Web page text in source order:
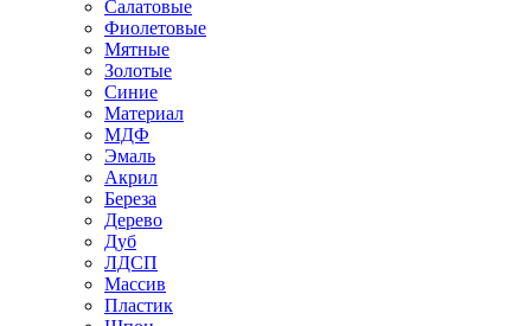
Салатовые
Фиолетовые
Мятные
Золотые
Синие
Материал
МДФ
Эмаль
Акрил
Береза
Дерево
Дуб
ЛДСП
Массив
Пластик